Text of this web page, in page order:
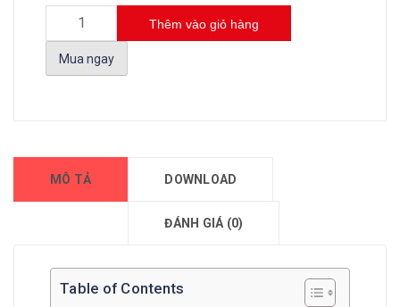
Thêm vào giỏ hàng
Mua ngay
MÔ TẢ DOWNLOAD
ĐÁNH GIÁ (0)
Table of Contents